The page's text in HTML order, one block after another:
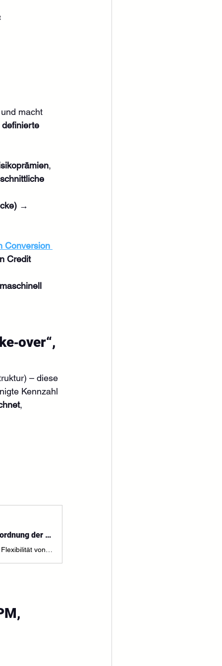
macht
definierte
,
→
Conversion
Credit
maschinell
– diese
Kennzahl
,
(TEIL II) IFRS 18 – Das Ende der „EBIT-Willkür“: Wie die neue Weltordnung der GuV Ihre Performance gläsern macht